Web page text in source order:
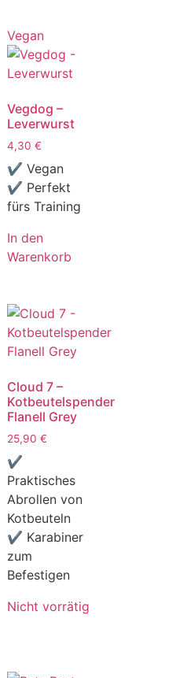
Vegan
Vegdog –
Leverwurst
4,30 €
✔ Vegan
✔ Perfekt
fürs Training
In den
Warenkorb
Cloud 7 –
Kotbeutelspender
Flanell Grey
25,90 €
✔
Praktisches
Abrollen von
Kotbeuteln
✔ Karabiner
zum
Befestigen
Nicht vorrätig